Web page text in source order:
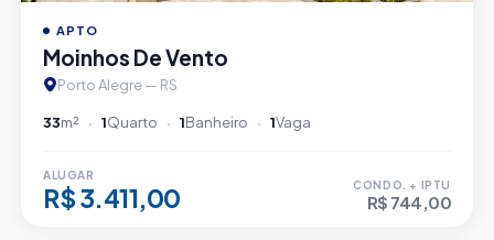
APTO
Moinhos De Vento
Porto Alegre — RS
33m² 1Quarto 1Banheiro 1Vaga
ALUGAR
R$ 3.411,00 CONDO. + IPTU
R$ 744,00